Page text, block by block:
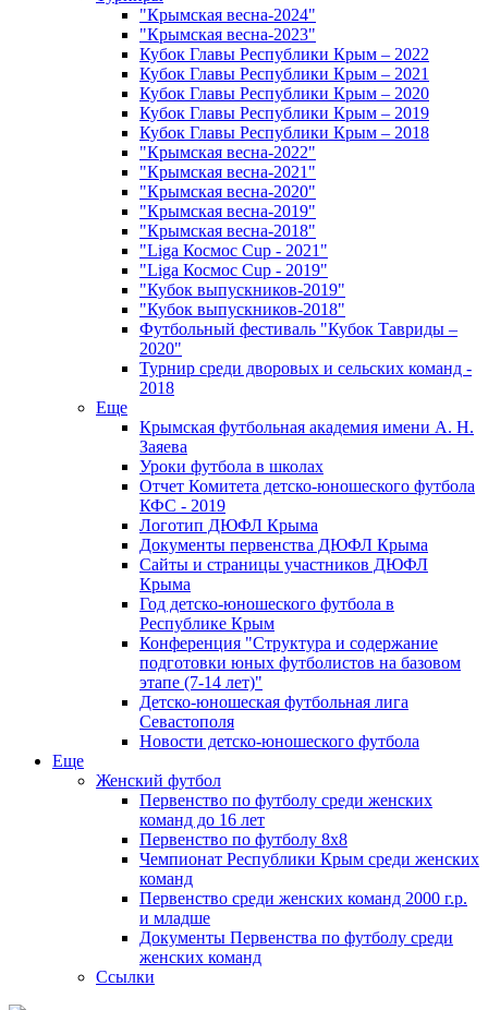
"Крымская весна-2024"
"Крымская весна-2023"
Кубок Главы Республики Крым – 2022
Кубок Главы Республики Крым – 2021
Кубок Главы Республики Крым – 2020
Кубок Главы Республики Крым – 2019
Кубок Главы Республики Крым – 2018
"Крымская весна-2022"
"Крымская весна-2021"
"Крымская весна-2020"
"Крымская весна-2019"
"Крымская весна-2018"
"Liga Космос Cup - 2021"
"Liga Космос Cup - 2019"
"Кубок выпускников-2019"
"Кубок выпускников-2018"
Футбольный фестиваль "Кубок Тавриды –
2020"
Турнир среди дворовых и сельских команд -
2018
Еще
Крымская футбольная академия имени А. Н.
Заяева
Уроки футбола в школах
Отчет Комитета детско-юношеского футбола
КФС - 2019
Логотип ДЮФЛ Крыма
Документы первенства ДЮФЛ Крыма
Сайты и страницы участников ДЮФЛ
Крыма
Год детско-юношеского футбола в
Республике Крым
Конференция "Структура и содержание
подготовки юных футболистов на базовом
этапе (7-14 лет)"
Детско-юношеская футбольная лига
Севастополя
Новости детско-юношеского футбола
Еще
Женский футбол
Первенство по футболу среди женских
команд до 16 лет
Первенство по футболу 8х8
Чемпионат Республики Крым среди женских
команд
Первенство среди женских команд 2000 г.р.
и младше
Документы Первенства по футболу среди
женских команд
Ссылки